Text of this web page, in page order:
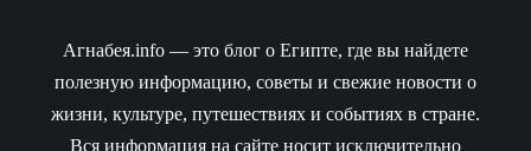
Агнабея.info — это блог о Египте, где вы найдете
полезную информацию, советы и свежие новости о
жизни, культуре, путешествиях и событиях в стране.
Вся информация на сайте носит исключительно